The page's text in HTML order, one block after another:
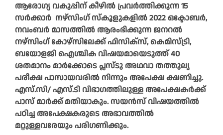
ആരോഗ്യ വകുപ്പിന് കീഴില്‍ പ്രവര്‍ത്തിക്കുന്ന 15
സര്‍ക്കാര്‍ നഴ്‌സിംഗ് സ്‌കൂളുകളില്‍ 2022 ഒക്ടോബര്‍,
നവംബര്‍ മാസത്തില്‍ ആരംഭിക്കുന്ന ജനറല്‍
നഴ്‌സിംഗ് കോഴ്‌സിലേക്ക് ഫിസിക്‌സ്, കെമിസ്ട്രി,
ബയോളജി ഐശ്ചിക വിഷയമായെടുത്ത് 40
ശതമാനം മാര്‍ക്കോടെ പ്ലസ്ടു അഥവാ തത്തുല്യ
പരീക്ഷ പാസായവരില്‍ നിന്നും അപേക്ഷ ക്ഷണിച്ചു.
എസ്.സി/ എസ്.ടി വിഭാഗത്തിലുള്ള അപേക്ഷകര്‍ക്ക്
പാസ് മാര്‍ക്ക് മതിയാകും. സയന്‍സ് വിഷയത്തില്‍
പഠിച്ച അപേക്ഷകരുടെ അഭാവത്തില്‍
മറ്റുള്ളവരേയും പരിഗണിക്കും.